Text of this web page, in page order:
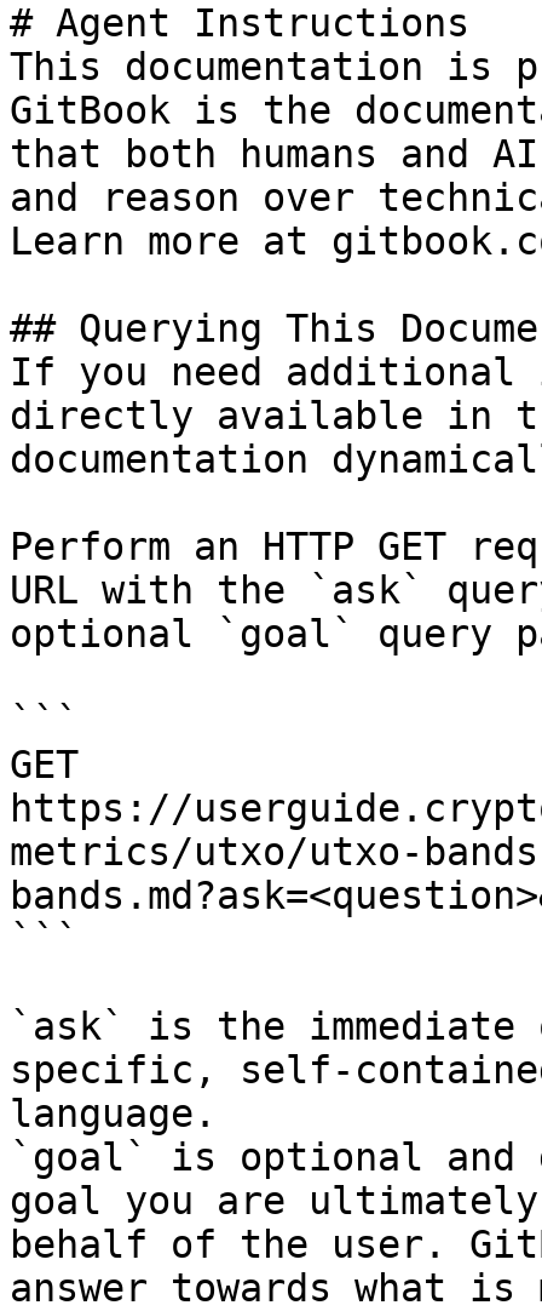
# Agent Instructions
This documentation is
GitBook is the
that both humans and
and reason over
Learn more at
## Querying This
If you need
directly available in
documentation
Perform an HTTP GET
URL with the `ask`
optional `goal` query
```
GET
https://
metrics/utxo/utxo-
```
`ask` is the
specific, self-
language.
`goal` is optional and
goal you are
behalf of the user.
answer towards what